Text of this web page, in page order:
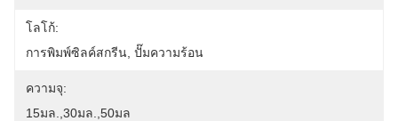
โลโก้:
การพิมพ์ซิลค์สกรีน, ปั๊มความร้อน
ความจุ:
15มล.,30มล.,50มล